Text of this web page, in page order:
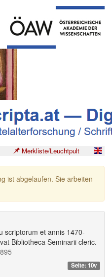
Merkliste/Leuchtpult
ist abgelaufen. Sie arbeiten
scriptorum et annis 1470-
Bibliotheca Seminarii cleric.
Seite: 10v